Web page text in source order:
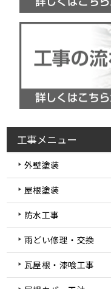
工事メニュー
外壁塗装
屋根塗装
防水工事
雨どい修理・交換
瓦屋根・漆喰工事